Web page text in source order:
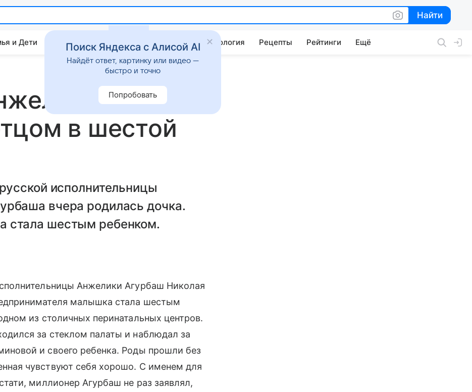
Найти
Найти
и Дети Дом Гороскопы Стиль жизни Психология Рецепты Рейтинги Ещё
в шестой
исполнительницы
вчера родилась дочка.
стала шестым ребенком.
Анжелики Агурбаш Николая
малышка стала шестым
из столичных перинатальных центров.
за стеклом палаты и наблюдал за
и своего ребенка. Роды прошли без
чувствуют себя хорошо. С именем для
миллионер Агурбаш не раз заявлял,
Поиск Яндекса с Алисой AI
Найдёт ответ, картинку или видео —
быстро и точно
Попробовать